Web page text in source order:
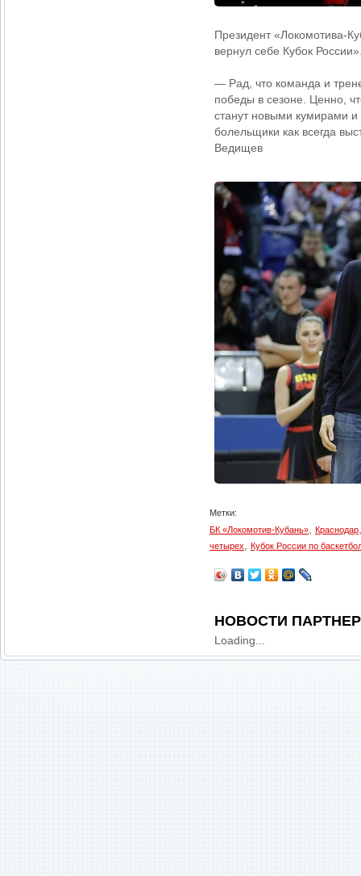
Президент «Локомотива-
вернул себе Кубок
— Рад, что команда и
победы в сезоне. Ценно,
станут новыми кумирами
болельщики как всегда
Ведищев
Метки:
БК «Локомотив-Кубань»
Краснодар
четырех Кубок России по
НОВОСТИ
Loading...